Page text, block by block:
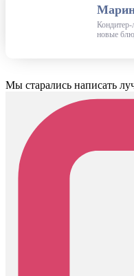
новые
Мы старались написать